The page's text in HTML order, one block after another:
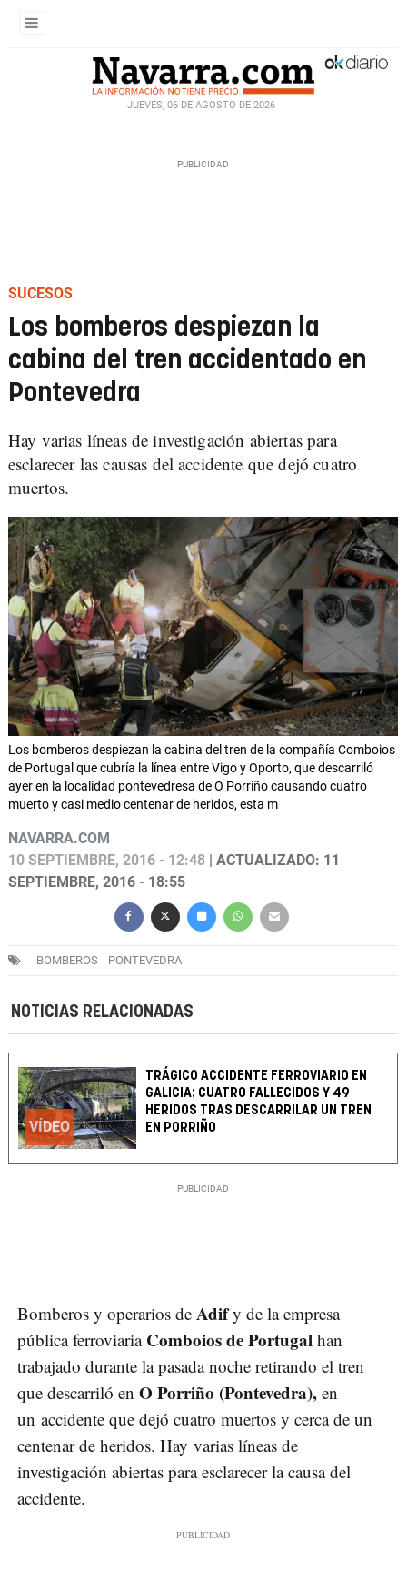
JUEVES, 06 DE AGOSTO DE 2026
SUCESOS
Los bomberos despiezan la
cabina del tren accidentado en
Pontevedra
Hay varias líneas de investigación abiertas para
esclarecer las causas del accidente que dejó cuatro
muertos.
Los bomberos despiezan la cabina del tren de la compañía Comboios
de Portugal que cubría la línea entre Vigo y Oporto, que descarriló
ayer en la localidad pontevedresa de O Porriño causando cuatro
muerto y casi medio centenar de heridos, esta m
NAVARRA.COM
10 SEPTIEMBRE, 2016 - 12:48 | ACTUALIZADO: 11
SEPTIEMBRE, 2016 - 18:55
BOMBEROS PONTEVEDRA
NOTICIAS RELACIONADAS
VÍDEO
TRÁGICO ACCIDENTE FERROVIARIO EN
GALICIA: CUATRO FALLECIDOS Y 49
HERIDOS TRAS DESCARRILAR UN TREN
EN PORRIÑO
Bomberos y operarios de Adify de la empresa
pública ferroviaria Comboios de Portugal han
trabajado durante la pasada noche retirando el tren
que descarriló en O Porriño (Pontevedra), en
un accidente que dejó cuatro muertos y cerca de un
centenar de heridos. Hay varias líneas de
investigación abiertas para esclarecer la causa del
accidente.